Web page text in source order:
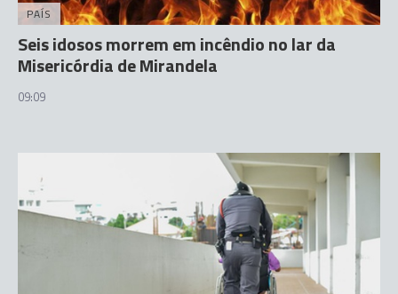
PAÍS
Seis idosos morrem em incêndio no lar da
Misericórdia de Mirandela
09:09